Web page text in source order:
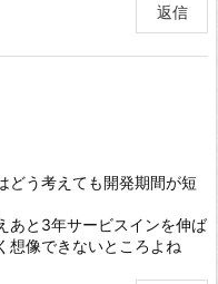
返信
どう考えても開発期間が短
あと3年サービスインを伸ば
想像できないところよね